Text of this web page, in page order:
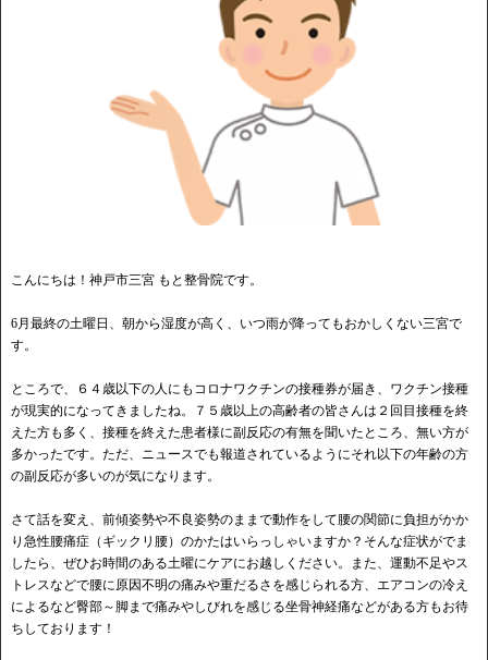
こんにちは！神戸市三宮 もと整骨院です。
6月最終の土曜日、朝から湿度が高く、いつ雨が降ってもおかしくない三宮で
す。
ところで、６４歳以下の人にもコロナワクチンの接種券が届き、ワクチン接種
が現実的になってきましたね。７５歳以上の高齢者の皆さんは２回目接種を終
えた方も多く、接種を終えた患者様に副反応の有無を聞いたところ、無い方が
多かったです。ただ、ニュースでも報道されているようにそれ以下の年齢の方
の副反応が多いのが気になります。
さて話を変え、前傾姿勢や不良姿勢のままで動作をして腰の関節に負担がかか
り急性腰痛症（ギックリ腰）のかたはいらっしゃいますか？そんな症状がでま
したら、ぜひお時間のある土曜にケアにお越しください。また、運動不足やス
トレスなどで腰に原因不明の痛みや重だるさを感じられる方、エアコンの冷え
によるなど臀部～脚まで痛みやしびれを感じる坐骨神経痛などがある方もお待
ちしております！